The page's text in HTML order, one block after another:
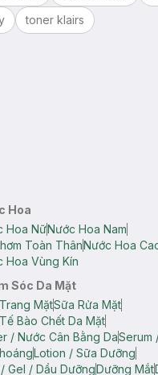
toner klairs
Hoa
Hoa NữNước Hoa Nam
Toàn ThânNước Hoa
Hoa Vùng Kín
Sóc Da Mặt
MặtSữa Rửa Mặt
Bào Chết Da Mặt
/ Nước Cân Bằng DaSerum
Lotion / Sữa Dưỡng
Gel / Dầu DưỡngDưỡng Mắt